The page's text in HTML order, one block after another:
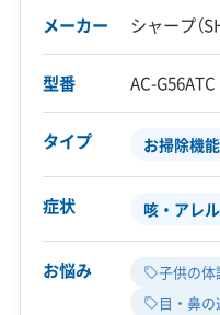
メーカー シャープ（
型番 AC-G56ATC
タイプ お掃除機
症状 咳・アレ
お悩み 子供の体
目・鼻